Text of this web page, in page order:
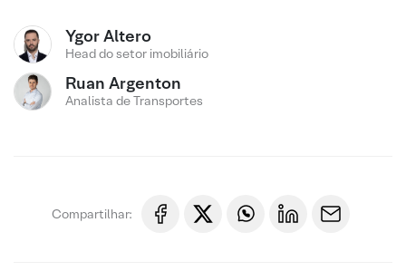
Ygor Altero
Head do setor imobiliário
Ruan Argenton
Analista de Transportes
Compartilhar: